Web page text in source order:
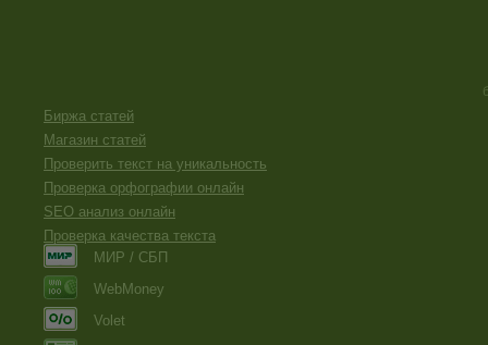
Биржа статей
Магазин статей
Проверить текст на уникальность
Проверка орфографии онлайн
SEO анализ онлайн
Проверка качества текста
МИР / СБП
WebMoney
Volet